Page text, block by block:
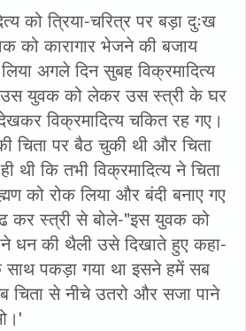
को त्रिया-चरित्र पर बड़ा दुःख
को कारागार भेजने की बजाय
अगले दिन सुबह विक्रमादित्य
युवक को लेकर उस स्त्री के घर
विक्रमादित्य चकित रह गए।
चिता पर बैठ चुकी थी और चिता
थी कि तभी विक्रमादित्य ने चिता
को रोक लिया और बंदी बनाए गए
स्त्री से बोले-"इस युवक को
धन की थैली उसे दिखाते हुए कहा-
पकड़ा गया था इसने हमें सब
चिता से नीचे उतरो और सजा पाने